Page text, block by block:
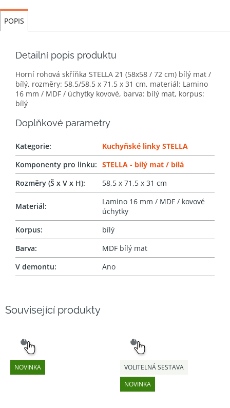
Související produkty
NOVINKA
VÝBĚR
NOVINKA
VOLITELNÁ SESTAVA
VÝBĚR
POPIS
Detailní popis produktu
Horní rohová skříňka STELLA 21 (58x58 / 72 cm) bílý mat /
bílý, rozměry: 58,5/58,5 x 71,5 x 31 cm, materiál: Lamino
16 mm / MDF / úchytky kovové, barva: bílý mat, korpus:
bílý
Doplňkové parametry
Kategorie:
Kuchyňské linky STELLA
Komponenty pro linku: STELLA - bílý mat / bílá
Rozměry (Š x V x H): 58,5 x 71,5 x 31 cm
Materiál:
Lamino 16 mm / MDF / kovové
úchytky
Korpus:
bílý
Barva:
MDF bílý mat
V demontu: Ano